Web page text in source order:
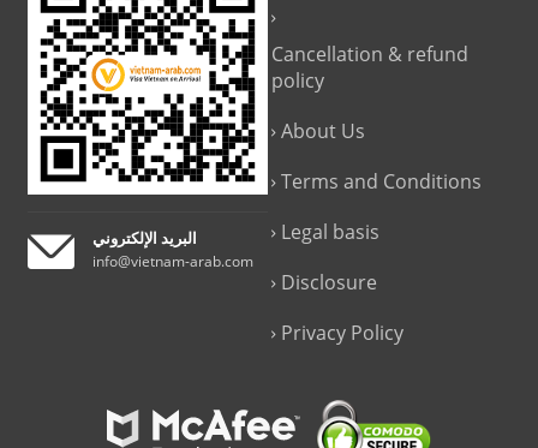
البريد الإلكتروني
info@vietnam-arab.com
Cancellation & refund
policy
About Us
Terms and Conditions
Legal basis
Disclosure
Privacy Policy